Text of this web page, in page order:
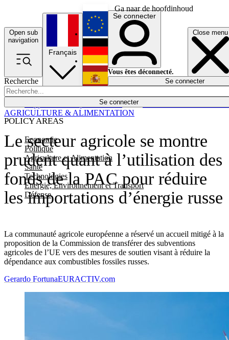
Ga naar de hoofdinhoud
Open sub
navigation
Close menu
Recherche
Se connecter
POLICY AREAS
Economie
Politique
Agriculture et Alimentation
Santé
Technologies
Energie, Environnement et Transport
Défense
Économie
Français
English
Deutsch
Español
Se connecter
Vous êtes déconnecté.
Se connecter
Le secteur agricole se montre
prudent quant à l’utilisation des
fonds de la PAC pour réduire
les importations d’énergie russe
La communauté agricole européenne a réservé un accueil mitigé à la
proposition de la Commission de transférer des subventions
agricoles de l’UE vers des mesures de soutien visant à réduire la
dépendance aux combustibles fossiles russes.
AGRICULTURE & ALIMENTATION
Gerardo FortunaEURACTIV.com